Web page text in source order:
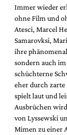
Immer wieder
ohne Film und
Atesci, Marcel
Samarovksi,
ihre
sondern auch
schüchterne
eher durch zarte
spielt laut und
Ausbrüchen
von Lyssewski
Mimen zu einer